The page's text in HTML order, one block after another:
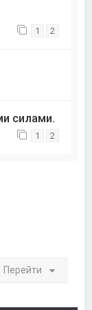
1 2
силами.
1 2
Перейти